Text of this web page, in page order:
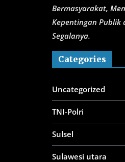
Bermasyarakat,
Kepentingan Publik
Segalanya.
Categories
Uncategorized
TNI-Polri
Sulsel
Sulawesi utara